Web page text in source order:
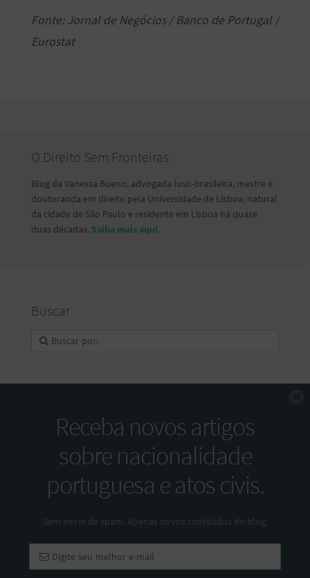
Fonte: Jornal de Negócios / Banco de Portugal /
Eurostat
O Direito Sem Fronteiras
Blog da Vanessa Bueno, advogada luso-brasileira, mestre e
doutoranda em direito pela Universidade de Lisboa, natural
da cidade de São Paulo e residente em Lisboa há quase
duas décadas. Saiba mais aqui.
Buscar
Receba novos artigos
sobre nacionalidade
portuguesa e atos civis.
Sem envio de spam. Apenas novos conteúdos do blog.